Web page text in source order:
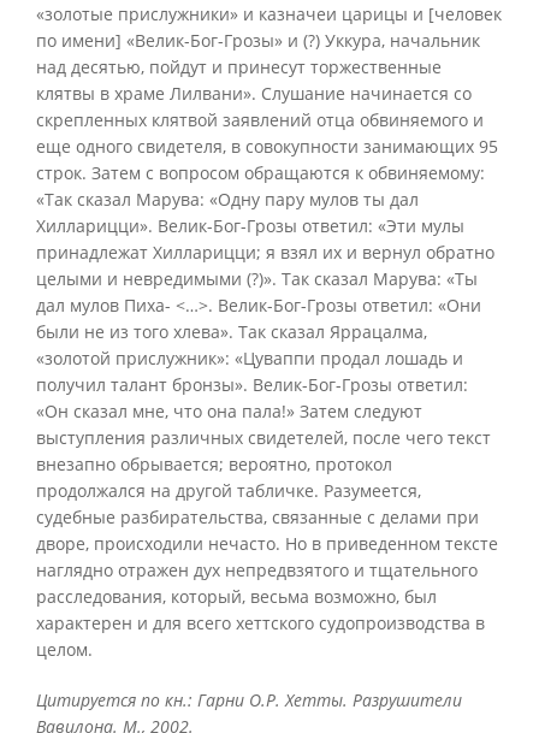
«золотые прислужники» и казначеи царицы и [человек
по имени] «Велик-Бог-Грозы» и (?) Уккура, начальник
над десятью, пойдут и принесут торжественные
клятвы в храме Лилвани». Слушание начинается со
скрепленных клятвой заявлений отца обвиняемого и
еще одного свидетеля, в совокупности занимающих 95
строк. Затем с вопросом обращаются к обвиняемому:
«Так сказал Марува: «Одну пару мулов ты дал
Хилларицци». Велик-Бог-Грозы ответил: «Эти мулы
принадлежат Хилларицци; я взял их и вернул обратно
целыми и невредимыми (?)». Так сказал Марува: «Ты
дал мулов Пиха- <…>. Велик-Бог-Грозы ответил: «Они
были не из того хлева». Так сказал Яррацалма,
«золотой прислужник»: «Цуваппи продал лошадь и
получил талант бронзы». Велик-Бог-Грозы ответил:
«Он сказал мне, что она пала!» Затем следуют
выступления различных свидетелей, после чего текст
внезапно обрывается; вероятно, протокол
продолжался на другой табличке. Разумеется,
судебные разбирательства, связанные с делами при
дворе, происходили нечасто. Но в приведенном тексте
наглядно отражен дух непредвзятого и тщательного
расследования, который, весьма возможно, был
характерен и для всего хеттского судопроизводства в
целом.
Цитируется по кн.: Гарни О.Р. Хетты. Разрушители
Вавилона. М., 2002.